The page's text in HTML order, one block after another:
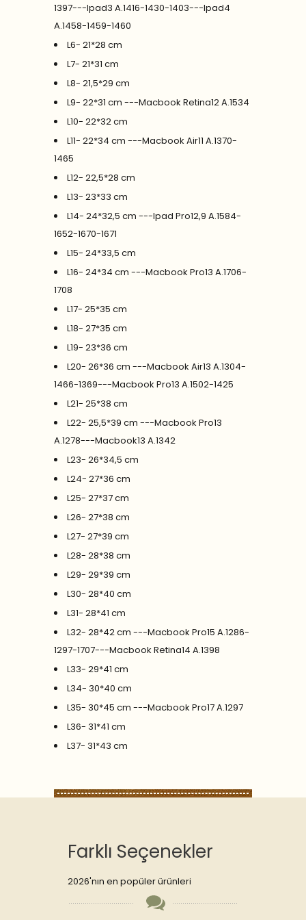
1397---Ipad3 A.1416-1430-1403---Ipad4
A.1458-1459-1460
L6- 21*28 cm
L7- 21*31 cm
L8- 21,5*29 cm
L9- 22*31 cm ---Macbook Retina12 A.1534
L10- 22*32 cm
L11- 22*34 cm ---Macbook Air11 A.1370-
1465
L12- 22,5*28 cm
L13- 23*33 cm
L14- 24*32,5 cm ---Ipad Pro12,9 A.1584-
1652-1670-1671
L15- 24*33,5 cm
L16- 24*34 cm ---Macbook Pro13 A.1706-
1708
L17- 25*35 cm
L18- 27*35 cm
L19- 23*36 cm
L20- 26*36 cm ---Macbook Air13 A.1304-
1466-1369---Macbook Pro13 A.1502-1425
L21- 25*38 cm
L22- 25,5*39 cm ---Macbook Pro13
A.1278---Macbook13 A.1342
L23- 26*34,5 cm
L24- 27*36 cm
L25- 27*37 cm
L26- 27*38 cm
L27- 27*39 cm
L28- 28*38 cm
L29- 29*39 cm
L30- 28*40 cm
L31- 28*41 cm
L32- 28*42 cm ---Macbook Pro15 A.1286-
1297-1707---Macbook Retina14 A.1398
L33- 29*41 cm
L34- 30*40 cm
L35- 30*45 cm ---Macbook Pro17 A.1297
L36- 31*41 cm
L37- 31*43 cm
Farklı Seçenekler
2026'nın en popüler ürünleri